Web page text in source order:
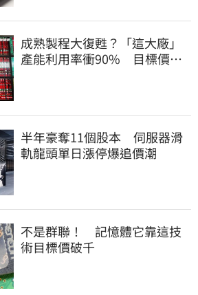
成熟製程大復甦？「這大廠」
產能利用率衝90% 目標價上
半年豪奪11個股本 伺服器滑
軌龍頭單日漲停爆追價潮
不是群聯！ 記憶體它靠這技
術目標價破千